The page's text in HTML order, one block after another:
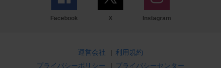
Facebook X Instagram
運営会社 | 利用規約
プライバシーポリシー
| プライバシーセンター